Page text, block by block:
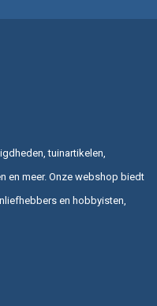
tuinartikelen,
en meer. Onze webshop biedt
en hobbyisten,